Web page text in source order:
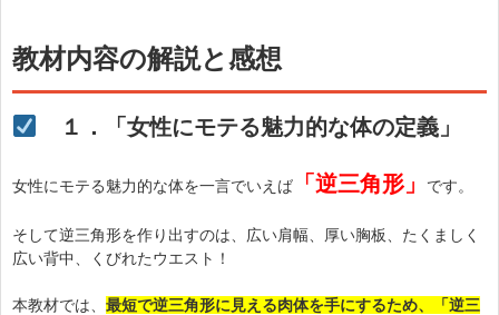
教材内容の解説と感想
１．「女性にモテる魅力的な体の定義」
女性にモテる魅力的な体を一言でいえば 「逆三角形」 です。
そして逆三角形を作り出すのは、広い肩幅、厚い胸板、たくましく
広い背中、くびれたウエスト！
本教材では、 最短で逆三角形に見える肉体を手にするため、「逆三